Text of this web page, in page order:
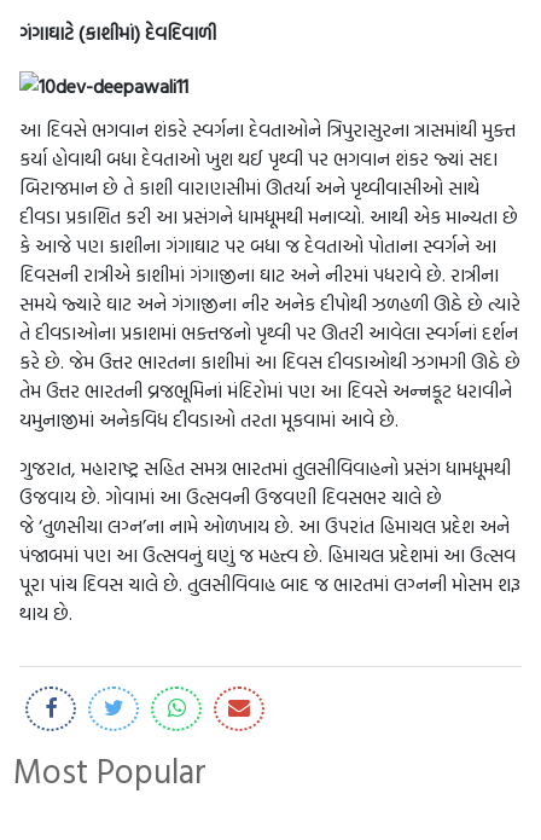
ગંગાઘાટે (કાશીમાં) દેવદિવાળી
આ દિવસે ભગવાન શંકરે સ્વર્ગના દેવતાઓને ત્રિપુરાસુરના ત્રાસમાંથી મુક્ત
કર્યા હોવાથી બધા દેવતાઓ ખુશ થઈ પૃથ્વી પર ભગવાન શંકર જ્યાં સદા
બિરાજમાન છે તે કાશી વારાણસીમાં ઊતર્યા અને પૃથ્વીવાસીઓ સાથે
દીવડા પ્રકાશિત કરી આ પ્રસંગને ધામધૂમથી મનાવ્યો. આથી એક માન્યતા છે
કે આજે પણ કાશીના ગંગાઘાટ પર બધા જ દેવતાઓ પોતાના સ્વર્ગને આ
દિવસની રાત્રીએ કાશીમાં ગંગાજીના ઘાટ અને નીરમાં પધરાવે છે. રાત્રીના
સમયે જ્યારે ઘાટ અને ગંગાજીના નીર અનેક દીપોથી ઝળહળી ઊઠે છે ત્યારે
તે દીવડાઓના પ્રકાશમાં ભક્તજનો પૃથ્વી પર ઊતરી આવેલા સ્વર્ગનાં દર્શન
કરે છે. જેમ ઉત્તર ભારતના કાશીમાં આ દિવસ દીવડાઓથી ઝગમગી ઊઠે છે
તેમ ઉત્તર ભારતની વ્રજભૂમિનાં મંદિરોમાં પણ આ દિવસે અન્નકૂટ ધરાવીને
યમુનાજીમાં અનેકવિધ દીવડાઓ તરતા મૂકવામાં આવે છે.
ગુજરાત, મહારાષ્ટ્ર સહિત સમગ્ર ભારતમાં તુલસીવિવાહનો પ્રસંગ ધામધૂમથી
ઉજવાય છે. ગોવામાં આ ઉત્સવની ઉજવણી દિવસભર ચાલે છે
જે ‘તુળસીચા લગ્ન’ના નામે ઓળખાય છે. આ ઉપરાંત હિમાચલ પ્રદેશ અને
પંજાબમાં પણ આ ઉત્સવનું ઘણું જ મહત્ત્વ છે. હિમાચલ પ્રદેશમાં આ ઉત્સવ
પૂરા પાંચ દિવસ ચાલે છે. તુલસીવિવાહ બાદ જ ભારતમાં લગ્નની મોસમ શરૂ
થાય છે.
Most Popular